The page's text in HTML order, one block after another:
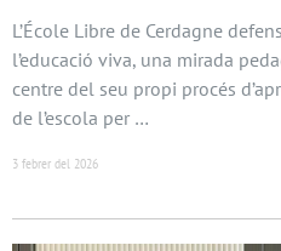
L’École Libre de Cerdagne
l’educació viva, una mirada
centre del seu propi procés
de l’escola per …
3 febrer del 2026